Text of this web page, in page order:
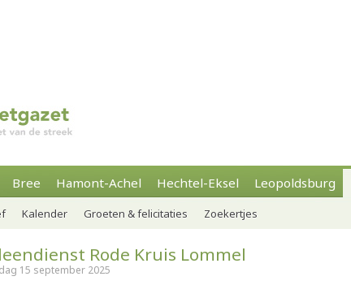
Bree Hamont-Achel Hechtel-Eksel Leopoldsburg
Kalender Groeten & felicitaties Zoekertjes
Rode Kruis Lommel
15 september 2025